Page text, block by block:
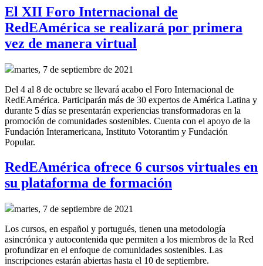
El XII Foro Internacional de
RedEAmérica se realizará por primera
vez de manera virtual
martes, 7 de septiembre de 2021
Del 4 al 8 de octubre se llevará acabo el Foro Internacional de
RedEAmérica. Participarán más de 30 expertos de América Latina y
durante 5 días se presentarán experiencias transformadoras en la
promoción de comunidades sostenibles. Cuenta con el apoyo de la
Fundación Interamericana, Instituto Votorantim y Fundación
Popular.
RedEAmérica ofrece 6 cursos virtuales en
su plataforma de formación
martes, 7 de septiembre de 2021
Los cursos, en español y portugués, tienen una metodología
asincrónica y autocontenida que permiten a los miembros de la Red
profundizar en el enfoque de comunidades sostenibles. Las
inscripciones estarán abiertas hasta el 10 de septiembre.